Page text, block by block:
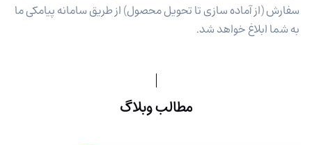
سفارش (از آماده سازی تا تحویل محصول) از طریق سامانه پیامکی ما
به شما ابلاغ خواهد شد.
مطالب وبلاگ